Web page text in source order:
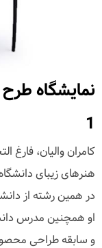
نمایشگاه
1
کامران والیان،
هنرهای زیبای
در همین رشته از
او همچنین مدرس
و سابقه طراحی